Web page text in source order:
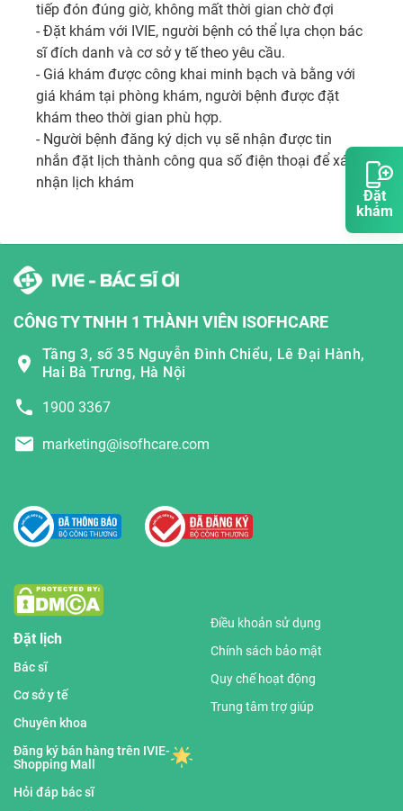
Đặt
khám
tiếp đón đúng giờ, không mất thời gian chờ đợi
- Đặt khám với IVIE, người bệnh có thể lựa chọn bác
sĩ đích danh và cơ sở y tế theo yêu cầu.
- Giá khám được công khai minh bạch và bằng với
giá khám tại phòng khám, người bệnh được đặt
khám theo thời gian phù hợp.
- Người bệnh đăng ký dịch vụ sẽ nhận được tin
nhắn đặt lịch thành công qua số điện thoại để xác
nhận lịch khám
CÔNG TY TNHH 1 THÀNH VIÊN ISOFHCARE
Tầng 3, số 35 Nguyễn Đình Chiểu, Lê Đại Hành,
Hai Bà Trưng, Hà Nội
1900 3367
marketing@isofhcare.com
Đặt lịch
Bác sĩ
Cơ sở y tế
Chuyên khoa
Đăng ký bán hàng trên IVIE-
Shopping Mall
Hỏi đáp bác sĩ
Điều khoản sử dụng
Chính sách bảo mật
Quy chế hoạt động
Trung tâm trợ giúp